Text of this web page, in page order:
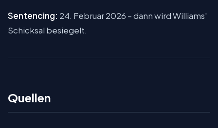
Sentencing: 24. Februar 2026 – dann wird Williams'
Schicksal besiegelt.
Quellen